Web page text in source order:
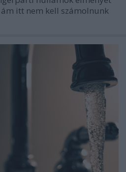
itt nem kell számolnunk